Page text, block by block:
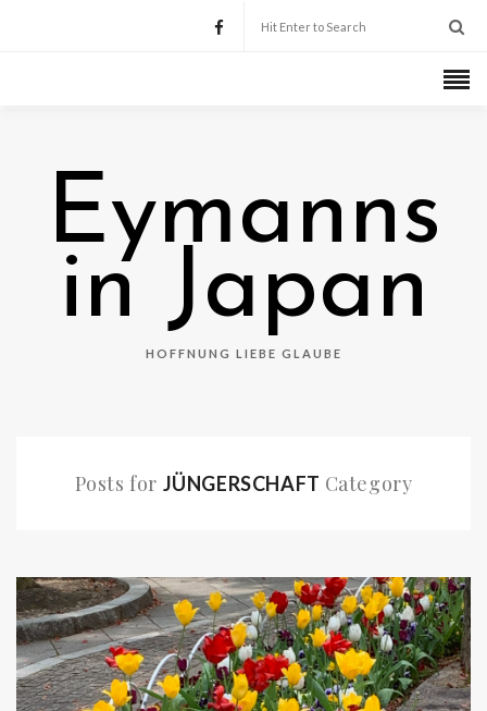
Eymanns
in Japan
HOFFNUNG LIEBE GLAUBE
Posts for JÜNGERSCHAFT Category